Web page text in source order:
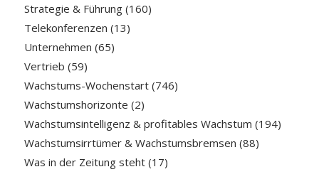
Strategie & Führung(160)
Telekonferenzen (13)
Unternehmen (65)
Vertrieb (59)
Wachstums-Wochenstart(746)
Wachstumshorizonte (2)
Wachstumsintelligenz & profitables Wachstum (194)
Wachstumsirrtümer & Wachstumsbremsen (88)
Was in der Zeitung steht(17)